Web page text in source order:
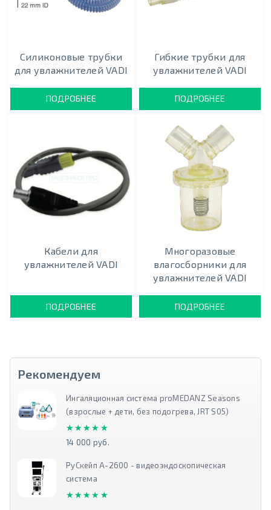
Силиконовые трубки
для увлажнителей VADI
ПОДРОБНЕЕ
Гибкие трубки для
увлажнителей VADI
ПОДРОБНЕЕ
Кабели для
увлажнителей VADI
ПОДРОБНЕЕ
Многоразовые
влагосборники для
увлажнителей VADI
ПОДРОБНЕЕ
Рекомендуем
Ингаляционная система proMEDANZ Seasons
(взрослые + дети, без подогрева, JRT S05)
★★★★★
★★★★★
14 000 руб.
РуСкейп А-2600 - видеоэндоскопическая
система
★★★★★
★★★★★